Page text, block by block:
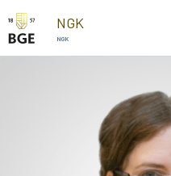
Ugrás a tartalomra
NGK
NGK